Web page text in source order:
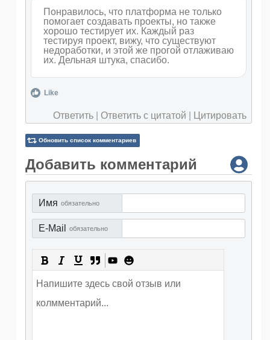
Понравилось, что платформа не только
помогает создавать проекты, но также
хорошо тестирует их. Каждый раз
тестируя проект, вижу, что существуют
недоработки, и этой же прогой отлаживаю
их. Дельная штука, спасибо.
Like
Ответить Ответить с цитатой Цитировать
Обновить список комментариев
Добавить комментарий
Имя обязательно
E-Mail обязательно